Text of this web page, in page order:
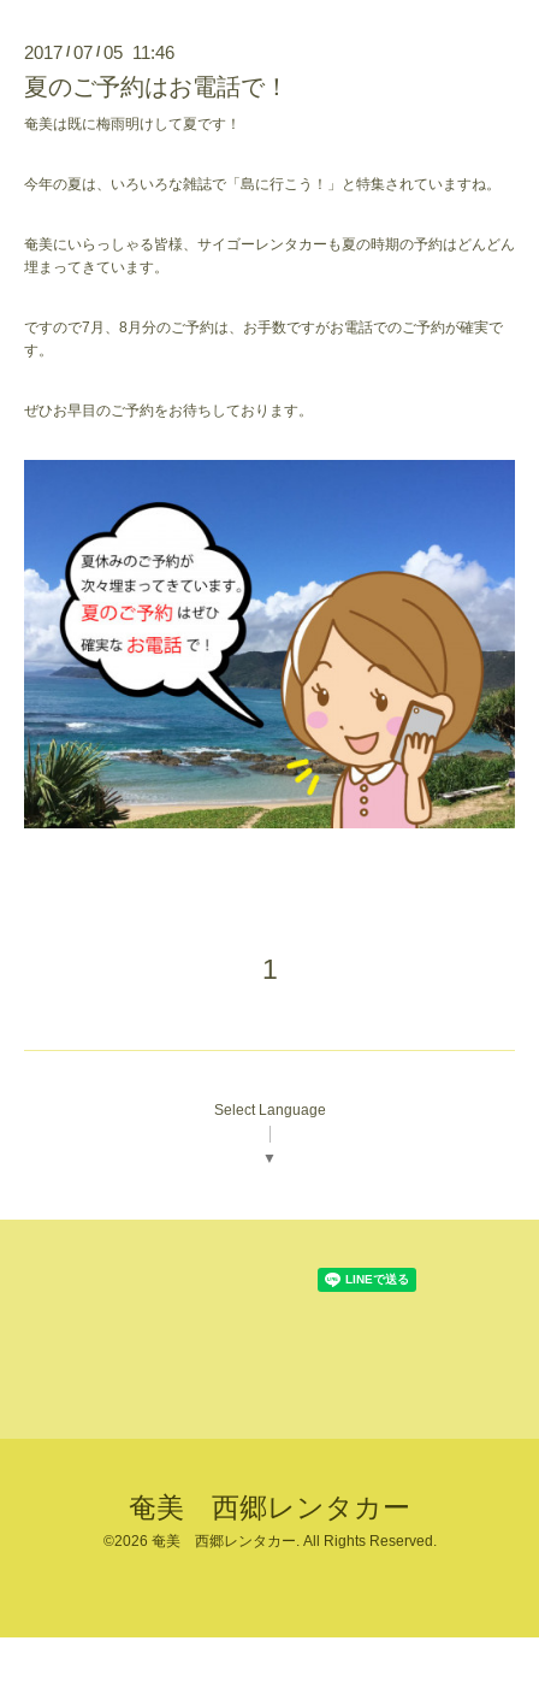
2017 /07 /05 11:46
夏のご予約はお電話で！
奄美は既に梅雨明けして夏です！
今年の夏は、いろいろな雑誌で「島に行こう！」と特集されていますね。
奄美にいらっしゃる皆様、サイゴーレンタカーも夏の時期の予約はどんどん
埋まってきています。
ですので7月、8月分のご予約は、お手数ですがお電話でのご予約が確実で
す。
ぜひお早目のご予約をお待ちしております。
1
Select Language
▼
奄美 西郷レンタカー
©2026 奄美 西郷レンタカー . All Rights Reserved.